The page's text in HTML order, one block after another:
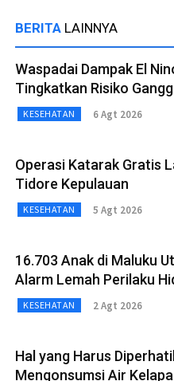
BERITA LAINNYA
Waspadai Dampak El
Tingkatkan Risiko
KESEHATAN 6 Agt 2026
Operasi Katarak Gratis
Tidore Kepulauan
KESEHATAN 5 Agt 2026
16.703 Anak di Maluku
Alarm Lemah Perilaku
KESEHATAN 2 Agt 2026
Hal yang Harus
Mengonsumsi Air Kelapa